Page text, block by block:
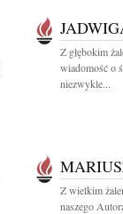
Z głębokim
wiadomość o
niezwykle...
Z wielkim
naszego